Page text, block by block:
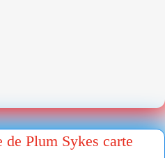
Plum Sykes carte